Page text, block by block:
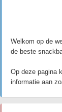
Welkom op de
de beste
Op deze pagina
informatie aan